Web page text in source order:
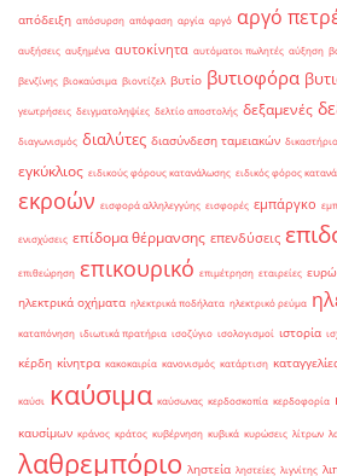
απόδειξη απόσυρση απόφαση αργία αργό αργό
αυξήσεις αυξημένα αυτοκίνητα αυτόματοι πωλητές αύξηση
βενζίνης βιοκαύσιμα βιοντίζελ βυτίο βυτιοφόρα
γεωτρήσεις δειγματοληψίες δελτίο αποστολής δεξαμενές
διαγωνισμός διαλύτες διασύνδεση ταμειακών δικαστήριο
εγκύκλιος ειδικούς φόρους κατανάλωσης ειδικός φόρος
εκροών εισφορά αλληλεγγύης εισφορές εμπάργκο
ενισχύσεις επίδομα θέρμανσης επενδύσεις
επιθεώρηση επικουρικό επιμέτρηση εταιρείες ευρώ
ηλεκτρικά οχήματα ηλεκτρικά ποδήλατα ηλεκτρικό ρεύμα
καταπόνηση ιδιωτικά πρατήρια ισοζύγιο ισολογισμοί ιστορία
κέρδη κίνητρα κακοκαιρία κανονισμός κατάρτιση
καύσι καύσιμα καύσωνας κερδοσκοπία κερδοφορία
καυσίμων κράνος κράτος κυβέρνηση κυβικά κυρώσεις λίτρων
λαθρεμπόριο ληστεία ληστείες λιγνίτης